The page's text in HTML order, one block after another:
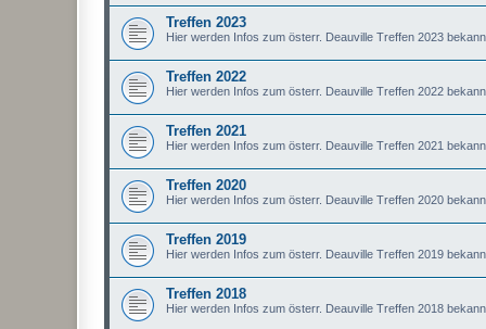
Treffen 2023
Hier werden Infos zum österr. Deauville Treffen 2023
Treffen 2022
Hier werden Infos zum österr. Deauville Treffen 2022
Treffen 2021
Hier werden Infos zum österr. Deauville Treffen 2021
Treffen 2020
Hier werden Infos zum österr. Deauville Treffen 2020
Treffen 2019
Hier werden Infos zum österr. Deauville Treffen 2019
Treffen 2018
Hier werden Infos zum österr. Deauville Treffen 2018